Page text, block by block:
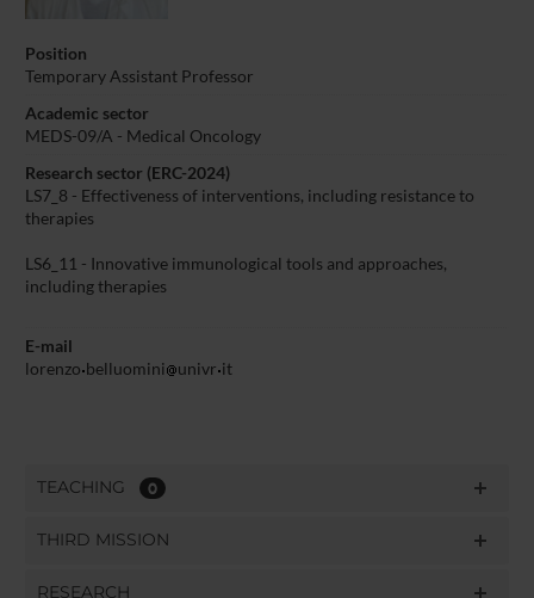
Position
Temporary Assistant Professor
Academic sector
MEDS-09/A - Medical Oncology
Research sector (ERC-2024)
LS7_8 - Effectiveness of interventions, including resistance to
therapies
LS6_11 - Innovative immunological tools and approaches,
including therapies
E-mail
lorenzo belluomini univr it
TEACHING 0
THIRD MISSION
RESEARCH